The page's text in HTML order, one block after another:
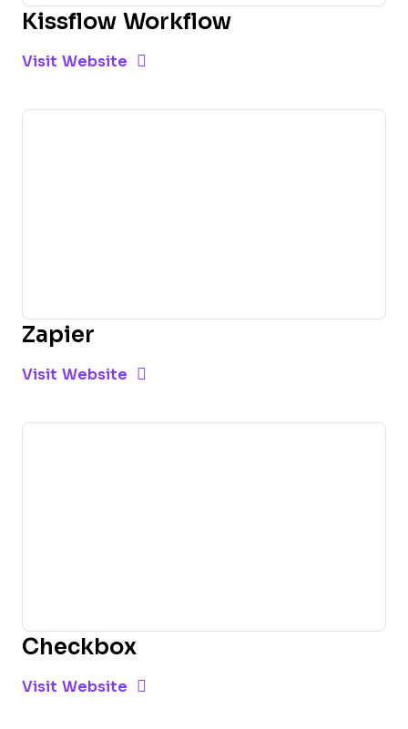
Kissflow Workflow
Visit Website Opens New Window
Zapier
Visit Website Opens New Window
Checkbox
Visit Website Opens New Window